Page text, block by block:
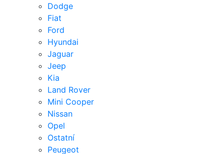
Dodge
Fiat
Ford
Hyundai
Jaguar
Jeep
Kia
Land Rover
Mini Cooper
Nissan
Opel
Ostatní
Peugeot